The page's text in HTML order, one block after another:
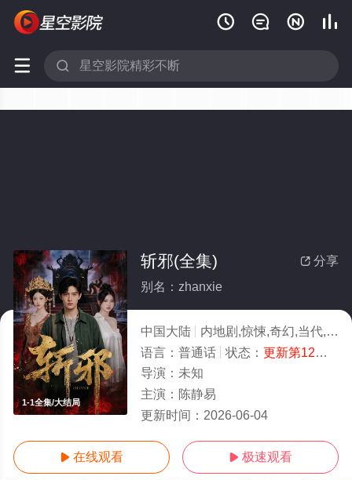
   
 
1-1全集/大结局
 分享
斩邪(全集)
别名：zhanxie
中国大陆
内地剧,惊悚,奇幻,当代,大陆
语言： 普通话 状态： 更新第12集
导演： 未知
主演： 陈静易
更新时间： 2026-06-04
 在线观看  极速观看